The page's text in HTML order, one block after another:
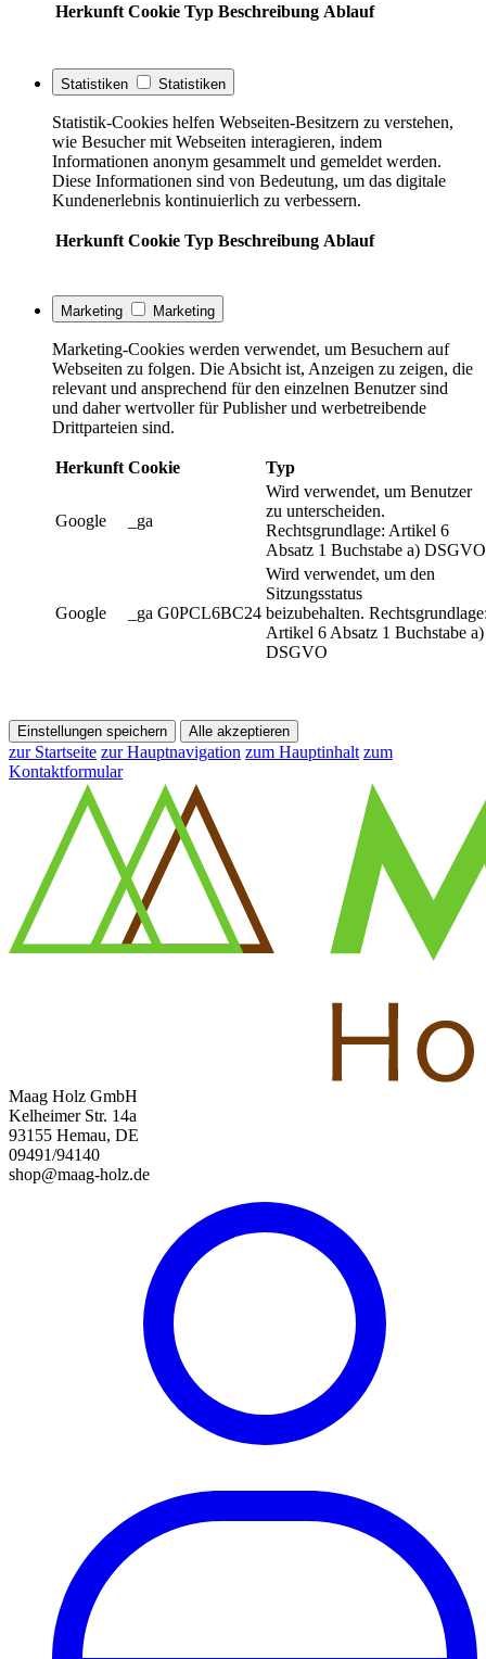
Herkunft Cookie Typ Beschreibung Ablauf
Statistiken Statistiken
Statistik-Cookies helfen Webseiten-Besitzern zu verstehen,
wie Besucher mit Webseiten interagieren, indem
Informationen anonym gesammelt und gemeldet werden.
Diese Informationen sind von Bedeutung, um das digitale
Kundenerlebnis kontinuierlich zu verbessern.
Herkunft Cookie Typ Beschreibung Ablauf
Marketing Marketing
Marketing-Cookies werden verwendet, um Besuchern auf
Webseiten zu folgen. Die Absicht ist, Anzeigen zu zeigen, die
relevant und ansprechend für den einzelnen Benutzer sind
und daher wertvoller für Publisher und werbetreibende
Drittparteien sind.
Herkunft Cookie Typ
Google _ga
Wird verwendet, um Benutzer
zu unterscheiden.
Rechtsgrundlage: Artikel 6
Absatz 1 Buchstabe a) DSGVO
Google _ga G0PCL6BC24
Wird verwendet, um den
Sitzungsstatus
beizubehalten.
Artikel 6 Absatz 1 Buchstabe a)
DSGVO
Einstellungen speichern Alle akzeptieren
zur Startseite zur Hauptnavigation zum Hauptinhalt zum
Kontaktformular
Maag Holz GmbH
Kelheimer Str. 14a
93155 Hemau, DE
09491/94140
shop@maag-holz.de